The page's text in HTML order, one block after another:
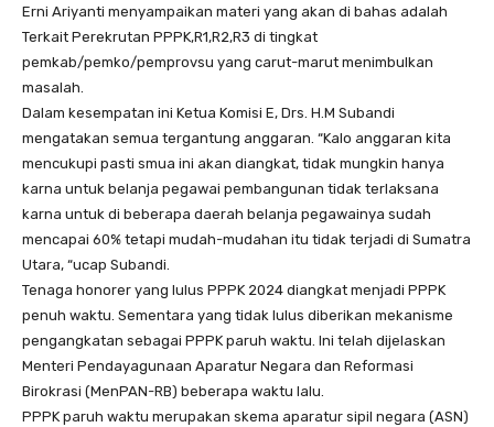
Erni Ariyanti menyampaikan materi yang akan di bahas adalah
Terkait Perekrutan PPPK,R1,R2,R3 di tingkat
pemkab/pemko/pemprovsu yang carut-marut menimbulkan
masalah.
Dalam kesempatan ini Ketua Komisi E, Drs. H.M Subandi
mengatakan semua tergantung anggaran. “Kalo anggaran kita
mencukupi pasti smua ini akan diangkat, tidak mungkin hanya
karna untuk belanja pegawai pembangunan tidak terlaksana
karna untuk di beberapa daerah belanja pegawainya sudah
mencapai 60% tetapi mudah-mudahan itu tidak terjadi di Sumatra
Utara, “ucap Subandi.
Tenaga honorer yang lulus PPPK 2024 diangkat menjadi PPPK
penuh waktu. Sementara yang tidak lulus diberikan mekanisme
pengangkatan sebagai PPPK paruh waktu. Ini telah dijelaskan
Menteri Pendayagunaan Aparatur Negara dan Reformasi
Birokrasi (MenPAN-RB) beberapa waktu lalu.
PPPK paruh waktu merupakan skema aparatur sipil negara (ASN)